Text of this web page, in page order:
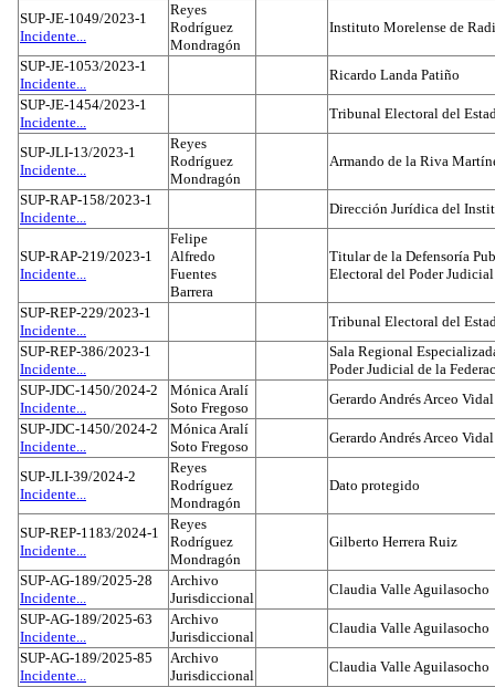
SUP-JE-1049/2023-1
Incidente...
Reyes
Rodríguez
Mondragón
Instituto Morelense de
SUP-JE-1053/2023-1
Incidente...
Ricardo Landa Patiño
SUP-JE-1454/2023-1
Incidente...
Tribunal Electoral del
SUP-JLI-13/2023-1
Incidente...
Reyes
Rodríguez
Mondragón
Armando de la Riva
SUP-RAP-158/2023-1
Incidente...
Dirección Jurídica del
SUP-RAP-219/2023-1
Incidente...
Felipe
Alfredo
Fuentes
Barrera
Titular de la Defensoría
Electoral del Poder
SUP-REP-229/2023-1
Incidente...
Tribunal Electoral del
SUP-REP-386/2023-1
Incidente...
Sala Regional
Poder Judicial de la
SUP-JDC-1450/2024-2
Incidente...
Mónica Aralí
Soto Fregoso
Gerardo Andrés Arceo Vidal
SUP-JDC-1450/2024-2
Incidente...
Mónica Aralí
Soto Fregoso
Gerardo Andrés Arceo Vidal
SUP-JLI-39/2024-2
Incidente...
Reyes
Rodríguez
Mondragón
Dato protegido
SUP-REP-1183/2024-1
Incidente...
Reyes
Rodríguez
Mondragón
Gilberto Herrera Ruiz
SUP-AG-189/2025-28
Incidente...
Archivo
Jurisdiccional
Claudia Valle Aguilasocho
SUP-AG-189/2025-63
Incidente...
Archivo
Jurisdiccional
Claudia Valle Aguilasocho
SUP-AG-189/2025-85
Incidente...
Archivo
Jurisdiccional
Claudia Valle Aguilasocho